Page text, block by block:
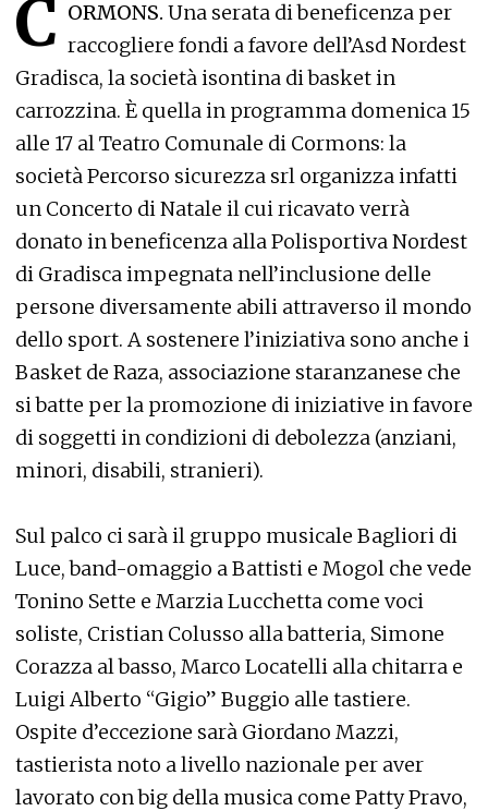
C ORMONS. Una serata di beneficenza per
raccogliere fondi a favore dell’Asd Nordest
Gradisca, la società isontina di basket in
carrozzina. È quella in programma domenica 15
alle 17 al Teatro Comunale di Cormons: la
società Percorso sicurezza srl organizza infatti
un Concerto di Natale il cui ricavato verrà
donato in beneficenza alla Polisportiva Nordest
di Gradisca impegnata nell’inclusione delle
persone diversamente abili attraverso il mondo
dello sport. A sostenere l’iniziativa sono anche i
Basket de Raza, associazione staranzanese che
si batte per la promozione di iniziative in favore
di soggetti in condizioni di debolezza (anziani,
minori, disabili, stranieri).
Sul palco ci sarà il gruppo musicale Bagliori di
Luce, band-omaggio a Battisti e Mogol che vede
Tonino Sette e Marzia Lucchetta come voci
soliste, Cristian Colusso alla batteria, Simone
Corazza al basso, Marco Locatelli alla chitarra e
Luigi Alberto “Gigio” Buggio alle tastiere.
Ospite d’eccezione sarà Giordano Mazzi,
tastierista noto a livello nazionale per aver
lavorato con big della musica come Patty Pravo,